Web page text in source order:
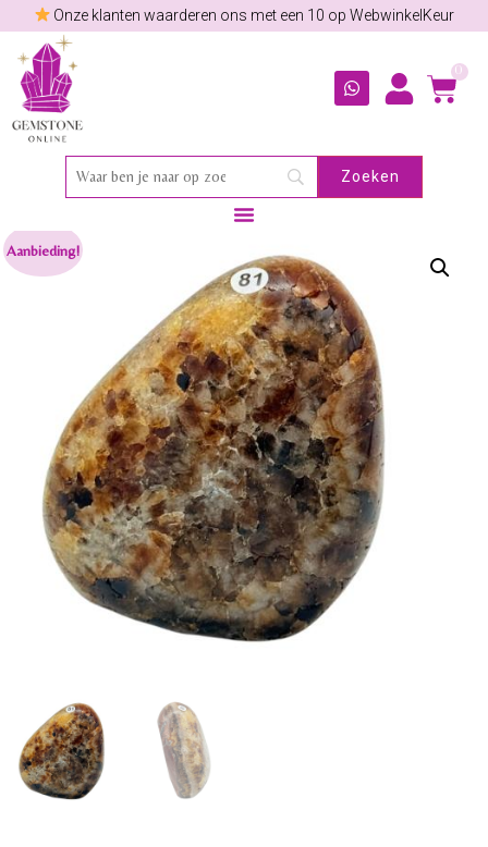
Onze klanten waarderen ons met een 10 op WebwinkelKeur
0
Aanbieding!